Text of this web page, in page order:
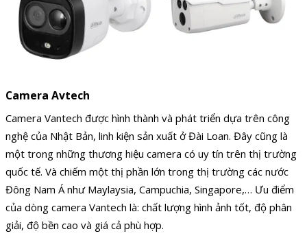
Camera Avtech
Camera Vantech được hình thành và phát triển dựa trên công
nghệ của Nhật Bản, linh kiện sản xuất ở Đài Loan. Đây cũng là
một trong những thương hiệu camera có uy tín trên thị trường
quốc tế. Và chiếm một thị phần lớn trong thị trường các nước
Đông Nam Á như Maylaysia, Campuchia, Singapore,… Ưu điểm
của dòng camera Vantech là: chất lượng hình ảnh tốt, độ phân
giải, độ bền cao và giá cả phù hợp.